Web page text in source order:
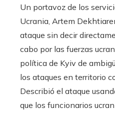
Un portavoz de los
Ucrania, Artem
ataque sin decir
cabo por las fuerzas
política de Kyiv de
los ataques en territorio
Describió el ataque
que los funcionarios